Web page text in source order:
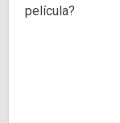
película?